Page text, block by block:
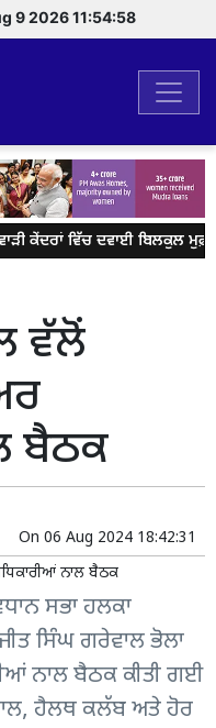
9 2026 11:54:58
ਕੇਂਦਰਾਂ ਵਿੱਚ ਦਵਾਈ ਬਿਲਕੁਲ ਮੁਫ਼ਤ
ਵੱਲੋਂ
ਬੈਠਕ
On 06 Aug 2024 18:42:31
ਸਭਾ ਹਲਕਾ
ਸਿੰਘ ਗਰੇਵਾਲ ਭੋਲਾ
ਨਾਲ ਬੈਠਕ ਕੀਤੀ ਗਈ
ਹੈਲਥ ਕਲੱਬ ਅਤੇ ਹੋਰ